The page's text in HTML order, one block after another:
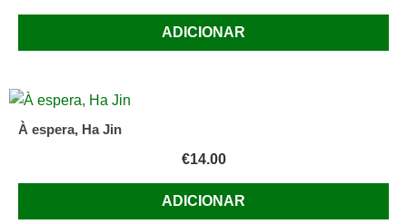
ADICIONAR
À espera, Ha Jin
€14.00
ADICIONAR